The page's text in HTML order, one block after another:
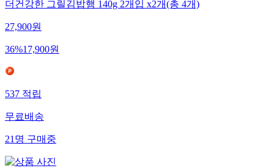
더건강한 그릴김밥햄 140g 2개입 x2개(총 4개)
27,900원
36%17,900원
537적립
무료배송
21명구매중